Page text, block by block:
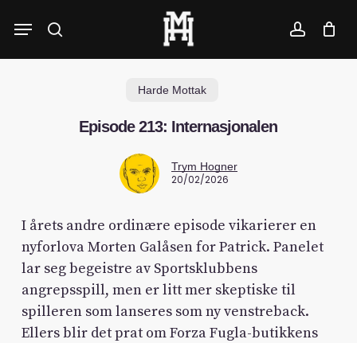
search account
Menu
Harde Mottak
Episode 213: Internasjonalen
Trym Hogner
20/02/2026
I årets andre ordinære episode vikarierer en
nyforlova Morten Galåsen for Patrick. Panelet
lar seg begeistre av Sportsklubbens
angrepsspill, men er litt mer skeptiske til
spilleren som lanseres som ny venstreback.
Ellers blir det prat om Forza Fugla-butikkens